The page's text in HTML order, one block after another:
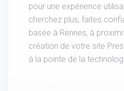
pour une expérience
cherchez plus, faites
basée à Rennes, à
création de votre site
à la pointe de la